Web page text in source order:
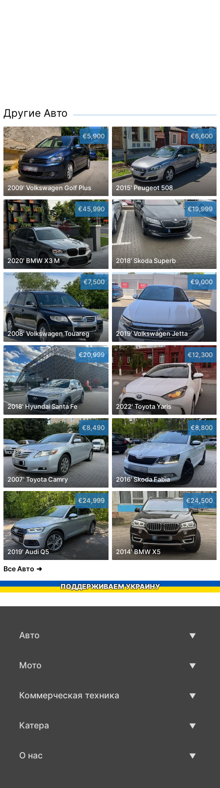
Другие Авто
€5,900
2009' Volkswagen Golf Plus
€6,600
2015' Peugeot 508
€45,990
2020' BMW X3 M
€19,999
2018' Skoda Superb
€7,500
2008' Volkswagen Touareg
€9,000
2019' Volkswagen Jetta
€20,999
2018' Hyundai Santa Fe
€12,300
2022' Toyota Yaris
€8,490
2007' Toyota Camry
€8,800
2016' Skoda Fabia
€24,999
2019' Audi Q5
€24,500
2014' BMW X5
Все Авто
ПОДДЕРЖИВАЕМ УКРАИНУ
Авто
Мото
Коммерческая техника
Катера
О нас